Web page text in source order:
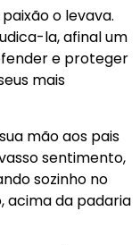
o levava.
la, afinal um
e proteger
mais
mão aos pais
sentimento,
sozinho no
acima da padaria